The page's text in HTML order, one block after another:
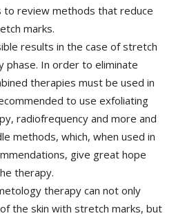
to review methods that reduce
marks.
results in the case of stretch
phase. In order to eliminate
therapies must be used in
to use exfoliating
radiofrequency and more and
methods, which, when used in
give great hope
therapy.
therapy can not only
the skin with stretch marks, but